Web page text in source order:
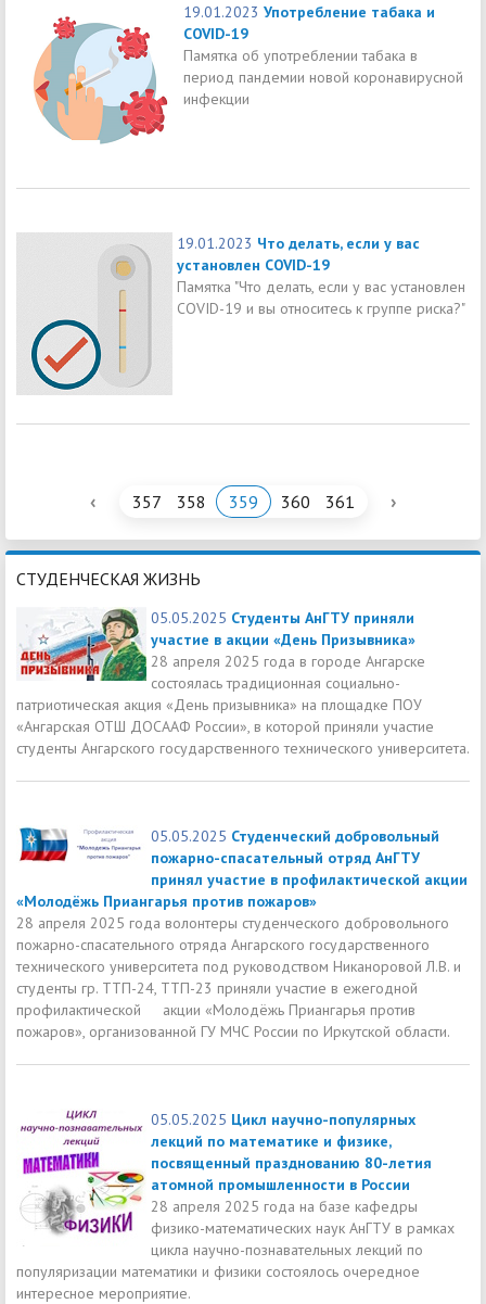
19.01.2023 Употребление табака и
COVID-19
Памятка об употреблении табака в
период пандемии новой коронавирусной
инфекции
19.01.2023 Что делать, если у вас
установлен COVID-19
Памятка "Что делать, если у вас установлен
COVID-19 и вы относитесь к группе риска?"
‹ 357 358 359 360 361 ›
СТУДЕНЧЕСКАЯ ЖИЗНЬ
05.05.2025 Студенты АнГТУ приняли
участие в акции «День Призывника»
28 апреля 2025 года в городе Ангарске
состоялась традиционная социально-
патриотическая акция «День призывника» на площадке ПОУ
«Ангарская ОТШ ДОСААФ России», в которой приняли участие
студенты Ангарского государственного технического университета.
05.05.2025 Студенческий добровольный
пожарно-спасательный отряд АнГТУ
принял участие в профилактической акции
«Молодёжь Приангарья против пожаров»
28 апреля 2025 года волонтеры студенческого добровольного
пожарно-спасательного отряда Ангарского государственного
технического университета под руководством Никаноровой Л.В. и
студенты гр. ТТП-24, ТТП-23 приняли участие в ежегодной
профилактической акции «Молодёжь Приангарья против
пожаров», организованной ГУ МЧС России по Иркутской области.
05.05.2025 Цикл научно-популярных
лекций по математике и физике,
посвященный празднованию 80-летия
атомной промышленности в России
28 апреля 2025 года на базе кафедры
физико-математических наук АнГТУ в рамках
цикла научно-познавательных лекций по
популяризации математики и физики состоялось очередное
интересное мероприятие.